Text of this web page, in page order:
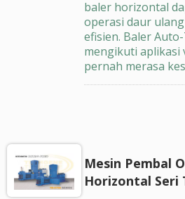
baler horizontal
operasi daur
efisien. Baler
mengikuti aplikasi
pernah merasa
Mesin Pembal
Horizontal Seri